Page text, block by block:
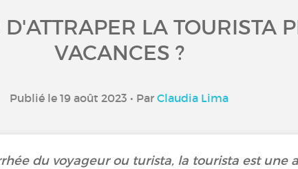
LA TOURISTA
VACANCES ?
Publié le 19 août 2023 • Par Claudia Lima
du voyageur ou turista, la tourista est une